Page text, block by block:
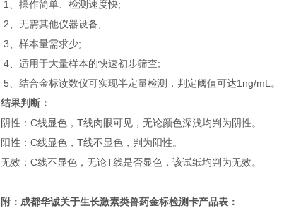
1、操作简单、检测速度快;
2、无需其他仪器设备;
3、样本量需求少;
4、适用于大量样本的快速初步筛查;
5、结合金标读数仪可实现半定量检测，判定阈值可达1ng/mL。
结果判断：
阴性：C线显色，T线肉眼可见，无论颜色深浅均判为阴性。
阳性：C线显色，T线不显色，判为阳性。
无效：C线不显色，无论T线是否显色，该试纸均判为无效。
附：成都华诚关于生长激素类兽药金标检测卡产品表：